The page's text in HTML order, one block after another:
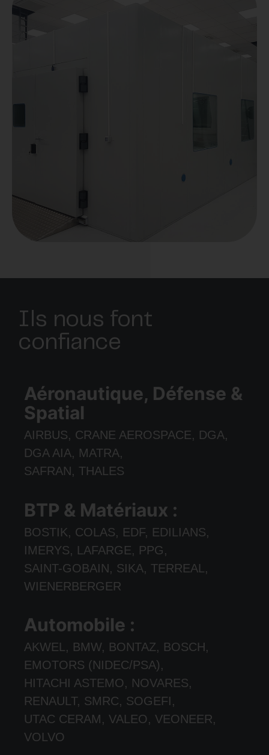
Ils nous font
confiance
Aéronautique, Défense &
Spatial
AIRBUS, CRANE AEROSPACE, DGA,
DGA AIA, MATRA,
SAFRAN, THALES
BTP & Matériaux :
BOSTIK, COLAS, EDF, EDILIANS,
IMERYS, LAFARGE, PPG,
SAINT-GOBAIN, SIKA, TERREAL,
WIENERBERGER
Automobile :
AKWEL, BMW, BONTAZ, BOSCH,
EMOTORS (NIDEC/PSA),
HITACHI ASTEMO, NOVARES,
RENAULT, SMRC, SOGEFI,
UTAC CERAM, VALEO, VEONEER,
VOLVO